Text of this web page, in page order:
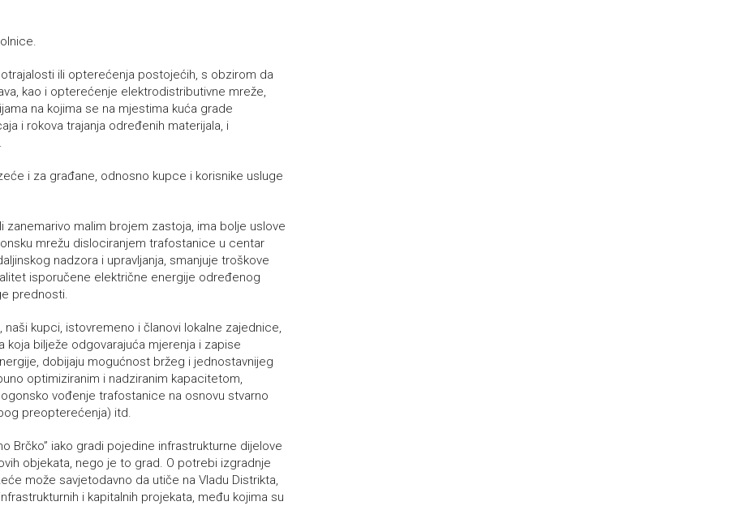
ili opterećenja postojećih, s obzirom da
kao i opterećenje elektrodistributivne mreže,
na kojima se na mjestima kuća grade
i rokova trajanja određenih materijala, i
i za građane, odnosno kupce i korisnike usluge
malim brojem zastoja, ima bolje uslove
mrežu dislociranjem trafostanice u centar
nadzora i upravljanja, smanjuje troškove
isporučene električne energije određenog
prednosti.
kupci, istovremeno i članovi lokalne zajednice,
bilježe odgovarajuća mjerenja i zapise
dobijaju mogućnost bržeg i jednostavnijeg
optimiziranim i nadziranim kapacitetom,
vođenje trafostanice na osnovu stvarno
preopterećenja) itd.
Brčko” iako gradi pojedine infrastrukturne dijelove
objekata, nego je to grad. O potrebi izgradnje
može savjetodavno da utiče na Vladu Distrikta,
i kapitalnih projekata, među kojima su